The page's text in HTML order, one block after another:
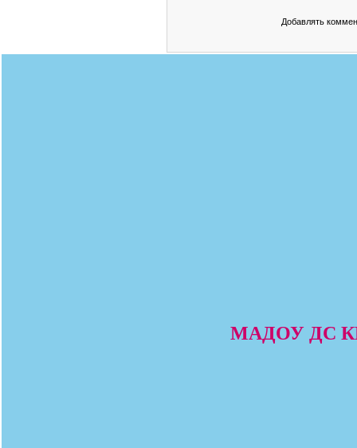
Добавлять
МАДОУ ДС